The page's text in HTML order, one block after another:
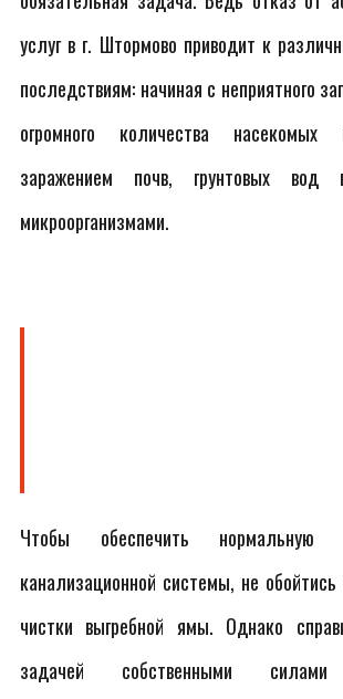
услуг в г. Штормово приводит к
последствиям: начиная с неприятного
огромного количества насекомых
заражением почв, грунтовых вод
микроорганизмами.
Чтобы обеспечить нормальную
канализационной системы, не обойтись
чистки выгребной ямы. Однако
задачей собственными силами